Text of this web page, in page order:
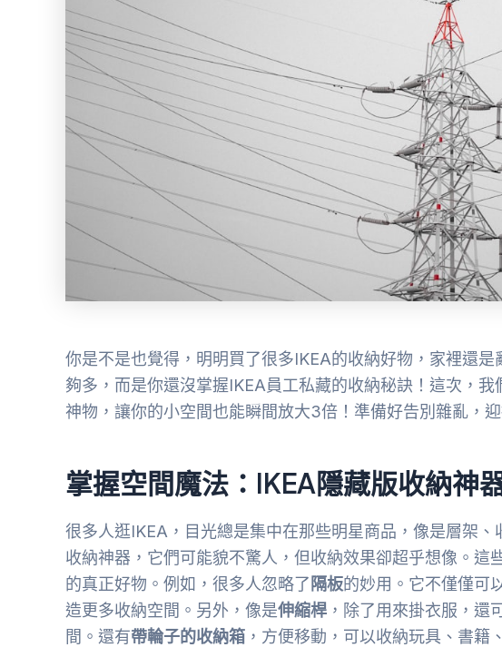
你是不是也覺得，明明買了很多IKEA的收納好物，家裡還
夠多，而是你還沒掌握IKEA員工私藏的收納秘訣！這次，
神物，讓你的小空間也能瞬間放大3倍！準備好告別雜亂，
掌握空間魔法：IKEA隱藏版收納神
很多人逛IKEA，目光總是集中在那些明星商品，像是層架
收納神器，它們可能貌不驚人，但收納效果卻超乎想像。這
的真正好物。例如，很多人忽略了 隔板的妙用。它不僅僅可
造更多收納空間。另外，像是伸縮桿 ，除了用來掛衣服，還
間。還有帶輪子的收納箱 ，方便移動，可以收納玩具、書籍